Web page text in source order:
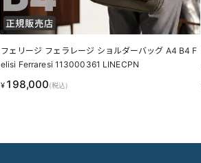
フェリージ フェラレージ ショルダーバッグ A4 B4 F
elisi Ferraresi 113000361 LINECPN
¥ 198,000(税込)